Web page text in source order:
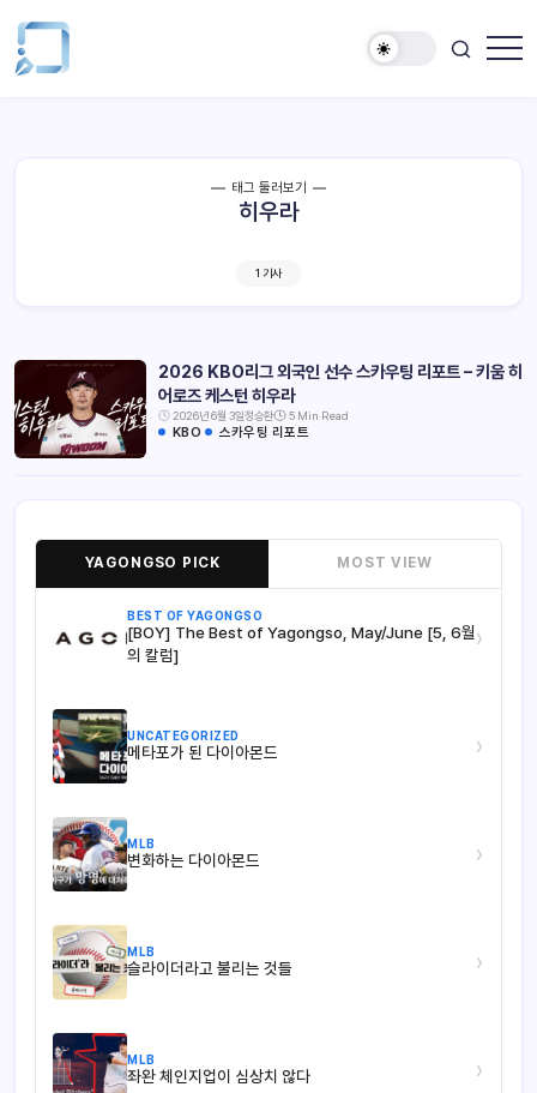
태그 둘러보기
히우라
1 기사
2026 KBO리그 외국인 선수 스카우팅 리포트 – 키움 히
어로즈 케스턴 히우라
2026년 6월 3일정승환 5 Min Read
KBO 스카우팅 리포트
YAGONGSO PICK MOST VIEW
BEST OF YAGONGSO
[BOY] The Best of Yagongso, May/June [5, 6월
의 칼럼]
›
UNCATEGORIZED
메타포가 된 다이아몬드 ›
MLB
변화하는 다이아몬드 ›
MLB
슬라이더라고 불리는 것들 ›
MLB
좌완 체인지업이 심상치 않다 ›